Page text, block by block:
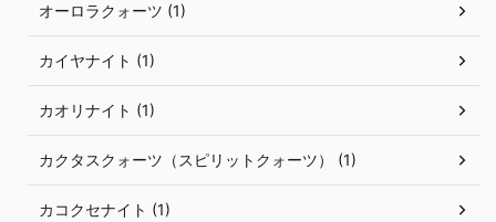
オーロラクォーツ (1)
カイヤナイト (1)
カオリナイト (1)
カクタスクォーツ（スピリットクォーツ） (1)
カコクセナイト (1)